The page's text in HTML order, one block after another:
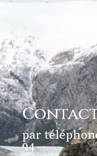
par
94